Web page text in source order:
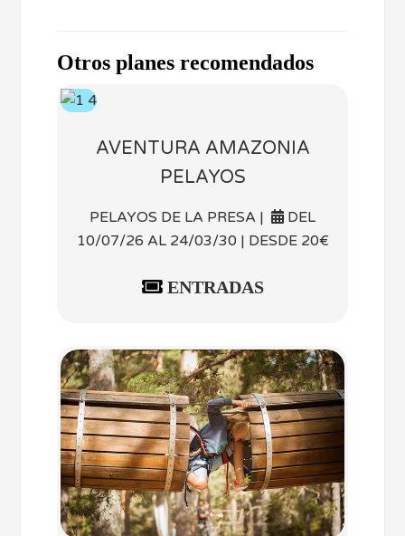
Otros planes recomendados
AVENTURA AMAZONIA
PELAYOS
PELAYOS DE LA PRESA |
DEL
10/07/26 AL 24/03/30 | DESDE 20€
ENTRADAS